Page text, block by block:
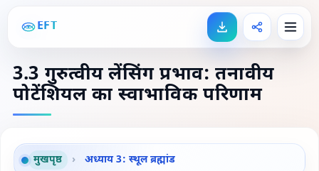
EFT
3.3 गुरुत्वीय लेंसिंग प्रभाव: तनावीय
पोटेंशियल का स्वाभाविक परिणाम
मुखपृष्ठ › अध्याय 3: स्थूल ब्रह्मांड